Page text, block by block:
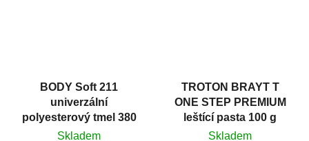
BODY Soft 211
univerzální
polyesterový tmel 380
g
Skladem
TROTON BRAYT T
ONE STEP PREMIUM
leštící pasta 100 g
Skladem